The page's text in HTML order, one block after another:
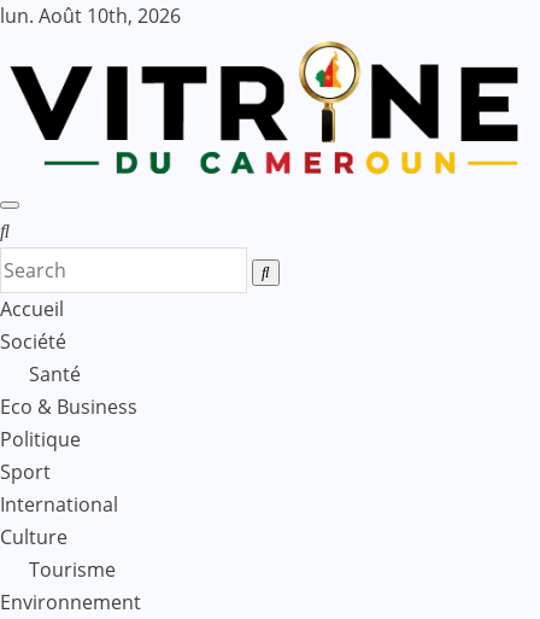
Skip
content
lun. Août 10th, 2026
Accueil
Société
Santé
Eco & Business
Politique
Sport
International
Culture
Tourisme
Environnement